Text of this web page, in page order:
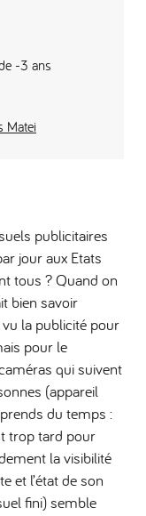
-3 ans
Matei
publicitaires
jour aux Etats
tous ? Quand on
bien savoir
la publicité pour
pour le
qui suivent
(appareil
du temps :
trop tard pour
la visibilité
et l’état de son
fini) semble